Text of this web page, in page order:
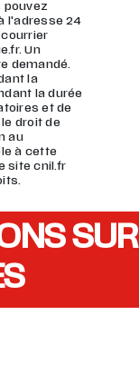
pouvez
l'adresse 24
courrier
Un
demandé.
la
la durée
et de
droit de
au
à cette
site cnil.fr
SUR